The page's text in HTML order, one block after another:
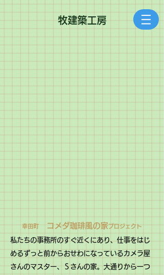
​牧建築工房
幸田町 コメダ珈琲風の家プロジェクト
​私たちの事務所のすぐ近くにあり、仕事をはじ
めるずっと前からおせわになっているカメラ屋
さんのマスター、Ｓさんの家。大通りから一つ